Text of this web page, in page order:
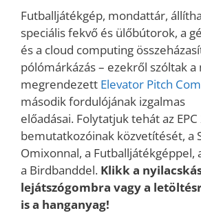
Futballjátékgép, mondattár,
speciális fekvő és ülőbútorok, a
és a cloud computing
pólómárkázás – ezekről szóltak
megrendezett Elevator Pitch
második fordulójának izgalmas
előadásai. Folytatjuk tehát az
bemutatkozóinak közvetítését, a
Omixonnal, a Futballjátékgéppel,
a Birdbanddel. Klikk a
lejátszógombra vagy a
is a hanganyag!